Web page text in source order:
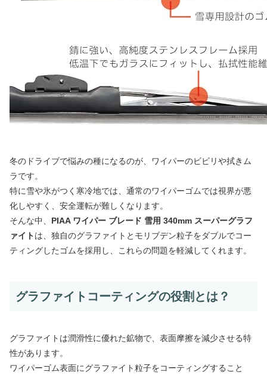
冬のドライブで悩みの種になるのが、ワイパーのビビリや拭きム
ラです。
特に雪や氷がつく寒冷地では、通常のワイパーゴムでは視界が悪
化しやすく、安全運転が難しくなります。
そんな中、 PIAA ワイパー ブレード 雪用 340mm スーパーグラフ
ァイトは、独自のグラファイトとモリブデン粒子をダブルでコー
ティングしたゴムを採用し、これらの問題を軽減してくれます。
グラファイトコーティングの役割とは？
グラファイトは潤滑性に優れた鉱物で、表面摩擦を減少させる特
性があります。
ワイパーゴム表面にグラファイト粒子をコーティングすること